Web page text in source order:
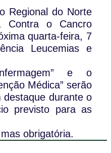
Regional do Norte
Contra o Cancro
quarta-feira, 7
Leucemias e
e o
Médica” serão
destaque durante o
previsto para as
obrigatória.